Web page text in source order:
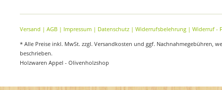
Versand | AGB | Impressum | Datenschutz | Widerrufsbelehrung | Widerruf -
* Alle Preise inkl. MwSt. zzgl. Versandkosten und ggf. Nachnahmegebühren,
beschrieben.
Holzwaren Appel - Olivenholzshop